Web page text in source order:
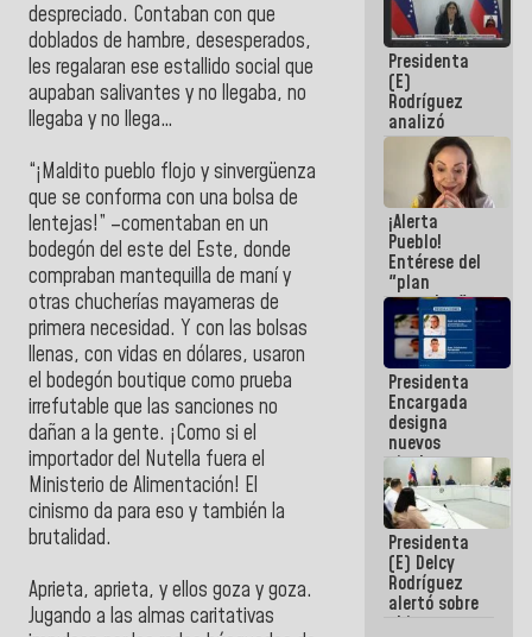
despreciado. Contaban con que
doblados de hambre, desesperados,
les regalaran ese estallido social que
aupaban salivantes y no llegaba, no
llegaba y no llega…
“¡Maldito pueblo flojo y sinvergüenza
que se conforma con una bolsa de
lentejas!” –comentaban en un
bodegón del este del Este, donde
compraban mantequilla de maní y
otras chucherías mayameras de
primera necesidad. Y con las bolsas
llenas, con vidas en dólares, usaron
el bodegón boutique como prueba
irrefutable que las sanciones no
dañan a la gente. ¡Como si el
importador del Nutella fuera el
Ministerio de Alimentación! El
cinismo da para eso y también la
brutalidad.
Aprieta, aprieta, y ellos goza y goza.
Jugando a las almas caritativas
hazlo hoy
por que no
sabemos si
la semana
que viene
hay
programa
Presidenta
(E)
Rodríguez
analizó
junto a
gobernadores
planes de
recuperación
del Sistema
Eléctrico
Nacional
¡Alerta
Pueblo!
Entérese del
"plan
enjambre"
de La Sayo
para
sabotear el
diálogo y
promover el
caos
Presidenta
Encargada
designa
nuevos
titulares en
el
Viceministerio
de Energía
Eléctrica y
CORPOELEC
Presidenta
(E) Delcy
Rodríguez
alertó sobre
el impacto